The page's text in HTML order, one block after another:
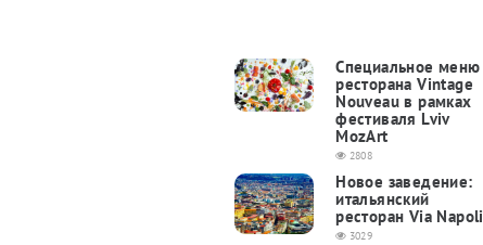
Cпециальное меню
ресторана Vintage
Nouveau в рамках
фестиваля Lviv
MozArt
2808
Новое заведение:
итальянский
ресторан Via Napoli
3029